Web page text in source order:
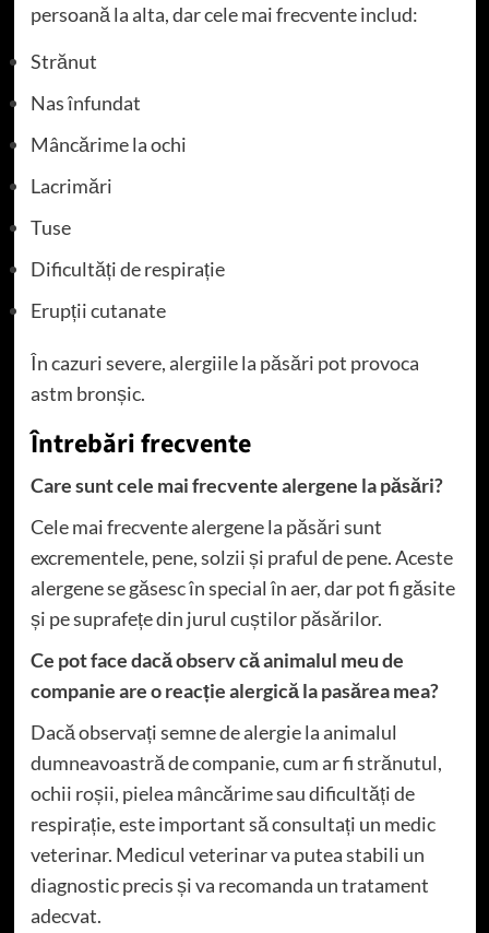
persoană la alta, dar cele mai frecvente includ:
Strănut
Nas înfundat
Mâncărime la ochi
Lacrimări
Tuse
Dificultăți de respirație
Erupții cutanate
În cazuri severe, alergiile la păsări pot provoca
astm bronșic.
Întrebări frecvente
Care sunt cele mai frecvente alergene la păsări?
Cele mai frecvente alergene la păsări sunt
excrementele, pene, solzii și praful de pene. Aceste
alergene se găsesc în special în aer, dar pot fi găsite
și pe suprafețe din jurul cuștilor păsărilor.
Ce pot face dacă observ că animalul meu de
companie are o reacție alergică la pasărea mea?
Dacă observați semne de alergie la animalul
dumneavoastră de companie, cum ar fi strănutul,
ochii roșii, pielea mâncărime sau dificultăți de
respirație, este important să consultați un medic
veterinar. Medicul veterinar va putea stabili un
diagnostic precis și va recomanda un tratament
adecvat.